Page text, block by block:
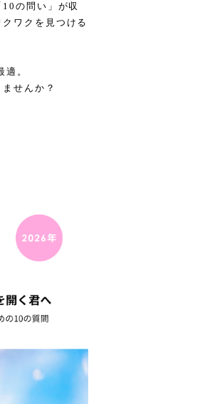
の問い」が収
ワクを見つける
。
せんか？